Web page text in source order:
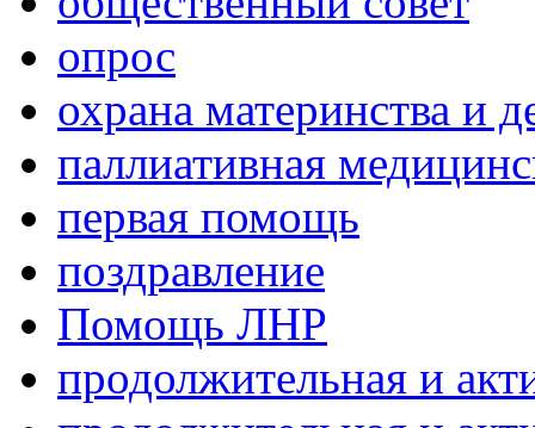
опрос
охрана материнства и
паллиативная
первая помощь
поздравление
Помощь ЛНР
продолжительная и